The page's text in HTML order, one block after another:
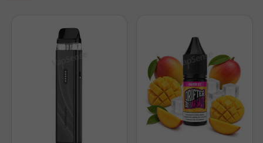
dulce con un final frío, buena autonomía y sustitución sencilla.